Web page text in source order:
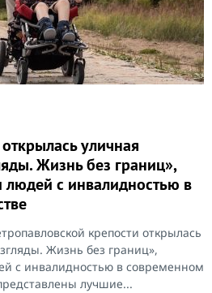
уличная
Жизнь без границ»,
с инвалидностью в
крепости открылась
Жизнь без границ»,
с инвалидностью в современном
лучшие...